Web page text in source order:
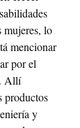
mujeres, lo
mencionar
por el
Allí
productos
y